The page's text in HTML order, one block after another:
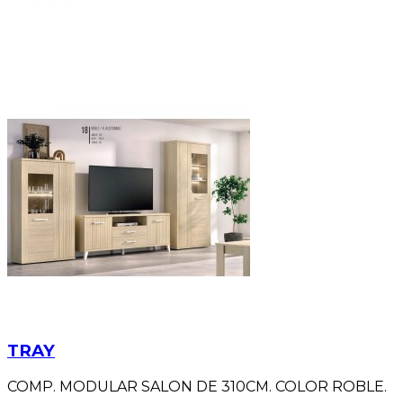
TRAY
COMP. MODULAR SALON DE 310CM. COLOR ROBLE.